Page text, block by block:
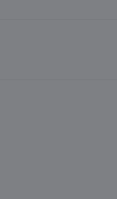
5, пом. 39